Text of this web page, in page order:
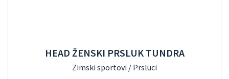
HEAD ŽENSKI PRSLUK TUNDRA
Zimski sportovi / Prsluci